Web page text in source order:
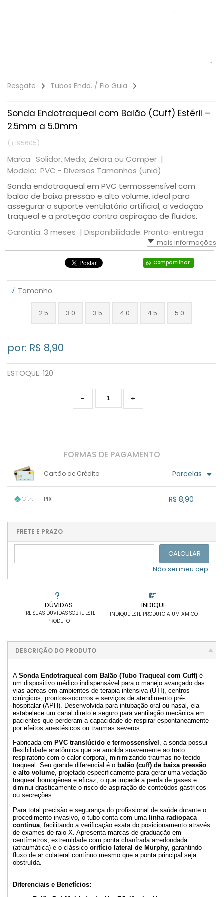
Resgate Tubos Endo. / Fio Guia
Sonda Endotraqueal com Balão (Cuff) Estéril –
2.5mm a 5.0mm
(+195605)
Marca: Solidor, Medix, Zelara ou Comper |
Modelo: PVC - Diversos Tamanhos (unid)
Sonda endotraqueal em PVC termossensível com
balão de baixa pressão e alto volume, ideal para
assegurar o suporte ventilatório artificial, a vedação
traqueal e a proteção contra aspiração de fluidos.
Garantia: 3 meses | Disponibilidade: Pronta-entrega
mais informações
Compartilhar
√ Tamanho
2.5 3.0 3.5 4.0 4.5 5.0
DÚVIDAS
TIRE SUAS DÚVIDAS SOBRE ESTE
PRODUTO
INDIQUE
INDIQUE ESTE PRODUTO A UM AMIGO
por: R$ 8,90
ESTOQUE: 120
+
-
FORMAS DE PAGAMENTO
Cartão de Crédito Parcelas
PIX R$ 8,90
...
....
FRETE E PRAZO
CALCULAR
Não sei meu cep
DESCRIÇÃO DO PRODUTO
A Sonda Endotraqueal com Balão (Tubo Traqueal com Cuff) é
um dispositivo médico indispensável para o manejo avançado das
vias aéreas em ambientes de terapia intensiva (UTI), centros
cirúrgicos, prontos-socorros e serviços de atendimento pré-
hospitalar (APH). Desenvolvida para intubação oral ou nasal, ela
estabelece um canal direto e seguro para ventilação mecânica em
pacientes que perderam a capacidade de respirar espontaneamente
por efeitos anestésicos ou traumas severos.
Fabricada em PVC translúcido e termossensível , a sonda possui
flexibilidade anatômica que se amolda suavemente ao trato
respiratório com o calor corporal, minimizando traumas no tecido
traqueal. Seu grande diferencial é o balão (cuff) de baixa pressão
e alto volume, projetado especificamente para gerar uma vedação
traqueal homogênea e eficaz, o que impede a perda de gases e
diminui drasticamente o risco de aspiração de conteúdos gástricos
ou secreções.
Para total precisão e segurança do profissional de saúde durante o
procedimento invasivo, o tubo conta com uma linha radiopaca
contínua , facilitando a verificação exata do posicionamento através
de exames de raio-X. Apresenta marcas de graduação em
centímetros, extremidade com ponta chanfrada arredondada
(atraumática) e o clássico orifício lateral de Murphy , garantindo
fluxo de ar colateral contínuo mesmo que a ponta principal seja
obstruída.
Diferenciais e Benefícios: